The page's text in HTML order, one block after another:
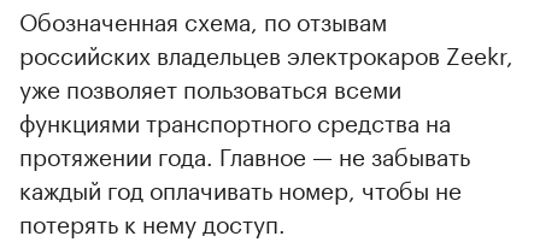
Обозначенная схема, по отзывам
российских владельцев электрокаров Zeekr,
уже позволяет пользоваться всеми
функциями транспортного средства на
протяжении года. Главное — не забывать
каждый год оплачивать номер, чтобы не
потерять к нему доступ.